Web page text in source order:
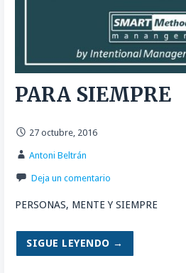
PARA SIEMPRE
27 octubre, 2016
Antoni Beltrán
Deja un comentario
PERSONAS, MENTE Y SIEMPRE
SIGUE LEYENDO →